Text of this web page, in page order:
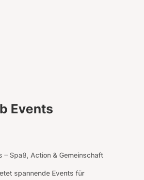
Events
– Spaß, Action & Gemeinschaft
spannende Events für